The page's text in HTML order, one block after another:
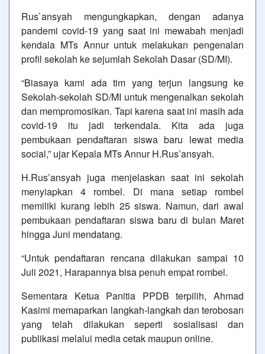
Rus`ansyah mengungkapkan, dengan adanya
pandemi covid-19 yang saat ini mewabah menjadi
kendala MTs Annur untuk melakukan pengenalan
profil sekolah ke sejumlah Sekolah Dasar (SD/MI).
“Biasaya kami ada tim yang terjun langsung ke
Sekolah-sekolah SD/MI untuk mengenalkan sekolah
dan mempromosikan. Tapi karena saat ini masih ada
covid-19 itu jadi terkendala. Kita ada juga
pembukaan pendaftaran siswa baru lewat media
social,” ujar Kepala MTs Annur H.Rus’ansyah.
H.Rus’ansyah juga menjelaskan saat ini sekolah
menyiapkan 4 rombel. Di mana setiap rombel
memiliki kurang lebih 25 siswa. Namun, dari awal
pembukaan pendaftaran siswa baru di bulan Maret
hingga Juni mendatang.
“Untuk pendaftaran rencana dilakukan sampai 10
Juli 2021, Harapannya bisa penuh empat rombel.
Sementara Ketua Panitia PPDB terpilih, Ahmad
Kasimi memaparkan langkah-langkah dan terobosan
yang telah dilakukan seperti sosialisasi dan
publikasi melalui media cetak maupun online.